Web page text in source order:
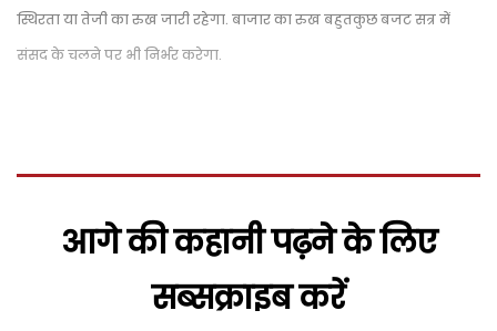
स्थिरता या तेजी का रुख जारी रहेगा. बाजार का रुख बहुतकुछ बजट सत्र में
संसद के चलने पर भी निर्भर करेगा.
आगे की कहानी पढ़ने के लिए
सब्सक्राइब करें